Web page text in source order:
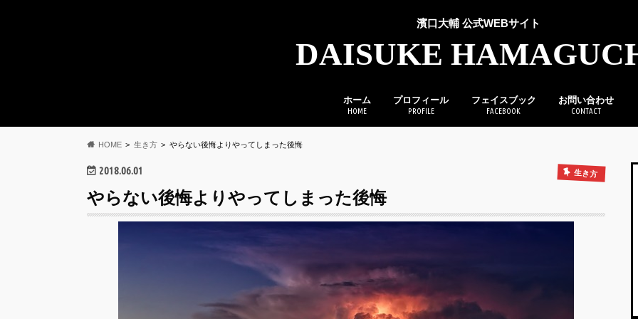
濱口大輔 公式WEBサイト
DAISUKE
ホーム
HOME
プロフィール
PROFILE
フェイスブック
FACEBOOK
お問い合わせ
CONTACT
HOME 生き方 やらない後悔よりやってしまった後悔
2018.06.01 生き方
やらない後悔よりやってしまった後悔